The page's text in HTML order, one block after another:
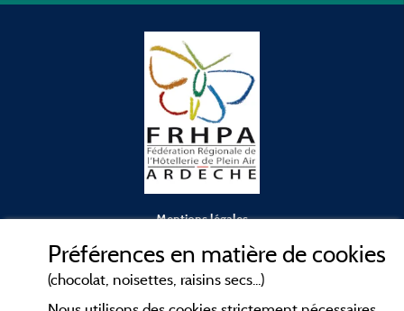
Mentions légales
Préférences en matière de cookies
(chocolat, noisettes, raisins secs...)